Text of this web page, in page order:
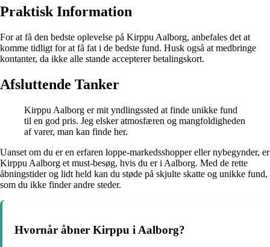
Praktisk Information
For at få den bedste oplevelse på Kirppu Aalborg, anbefales det at
komme tidligt for at få fat i de bedste fund. Husk også at medbringe
kontanter, da ikke alle stande accepterer betalingskort.
Afsluttende Tanker
Kirppu Aalborg er mit yndlingssted at finde unikke fund
til en god pris. Jeg elsker atmosfæren og mangfoldigheden
af varer, man kan finde her.
Uanset om du er en erfaren loppe-markedsshopper eller nybegynder, er
Kirppu Aalborg et must-besøg, hvis du er i Aalborg. Med de rette
åbningstider og lidt held kan du støde på skjulte skatte og unikke fund,
som du ikke finder andre steder.
Hvornår åbner Kirppu i Aalborg?